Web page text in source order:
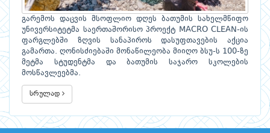
გარემოს დაცვის მსოფლიო დღეს ბათუმის სახელმწიფო
უნივერსიტეტმა საერთაშორისო პროექტ MACRO CLEAN-ის
ფარგლებში ზღვის სანაპიროს დასუფთავების აქცია
გამართა. ღონისძიებაში მონაწილეობა მიიღო ბსუ-ს 100-ზე
მეტმა სტუდენტმა და ბათუმის საჯარო სკოლების
მოსწავლეებმა.
სრულად